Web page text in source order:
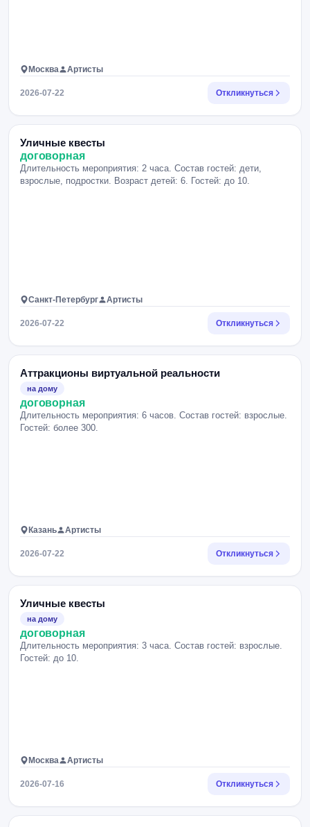
Москва Артисты
2026-07-22 Откликнуться
Уличные квесты
договорная
Длительность мероприятия: 2 часа. Состав гостей: дети,
взрослые, подростки. Возраст детей: 6. Гостей: до 10.
Санкт-Петербург Артисты
2026-07-22 Откликнуться
Аттракционы виртуальной реальности
на дому
договорная
Длительность мероприятия: 6 часов. Состав гостей: взрослые.
Гостей: более 300.
Казань Артисты
2026-07-22 Откликнуться
Уличные квесты
на дому
договорная
Длительность мероприятия: 3 часа. Состав гостей: взрослые.
Гостей: до 10.
Москва Артисты
2026-07-16 Откликнуться